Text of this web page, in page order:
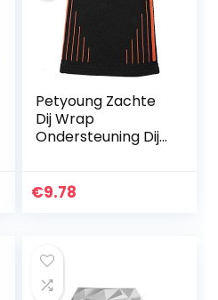
Petyoung Zachte
Dij Wrap
Ondersteuning Dij
Beschermende
€9.78